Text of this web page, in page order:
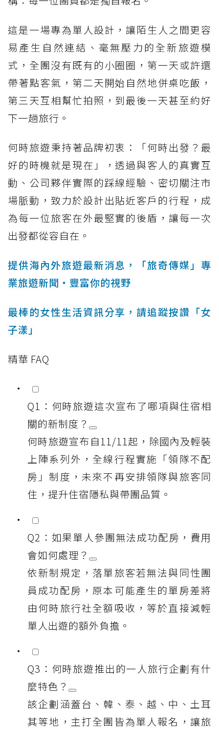
這是一場專為單人設計，讓陌生人之間更容
易產生自然連結、毫無壓力的全新旅遊模
式，全團沒有既有的小圈圈，第一天或許還
帶著點客氣，第二天開始自然地併桌吃飯，
第三天互相幫忙拍照，到最後一天甚至約好
下一趟旅行。
何時旅遊秉持著品牌初衷：「何時出發？最
好的時機就是現在」，透過與客人的真實互
動、公司夥伴實際的踩線經驗、密切關注市
場脈動，致力於設計出貼近客戶的行程，成
為每一位旅客在外最堅實的後盾，讓每一次
出發都從容自在。
提供海內外旅遊最新消息，「旅奇傳媒」專
業旅遊新聞‧豐富你的視野
最棒的女性生活資訊分享，請追蹤按讚「女
子漾」
精華 FAQ
Q1：何時旅遊這次宣布了哪項與住宿相
關的新制度？
何時旅遊宣布自11/11起，除國內及輕裝
上陣系列外，全線行程實施「領隊不配
房」制度，未來不再安排領隊與旅客同
住，提升住宿隱私與帶團品質。
Q2：如果單人參團無法成功配房，費用
會如何處理？
依新制規定，落單旅客若無法與同性團
員成功配房，原本可能產生的單房差將
由何時旅行社全額吸收，等於直接減輕
單人出遊的額外負擔。
Q3：何時旅遊推出的一人旅行企劃有什
麼特色？
該企劃涵蓋台、韓、泰、越、中、土耳
其等地，主打全團皆為單人報名，讓旅